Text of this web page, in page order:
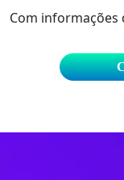
Com informações